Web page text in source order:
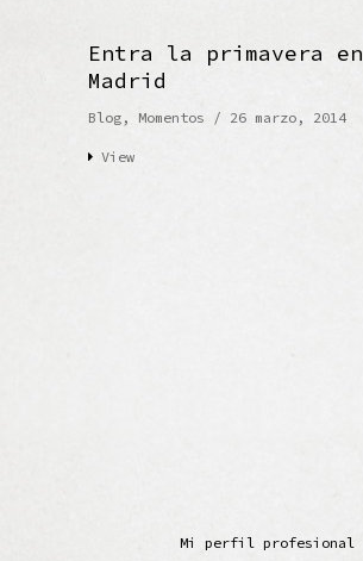
Entra la primavera en
Madrid
Blog , Momentos / 26 marzo, 2014
View
Mi perfil profesional